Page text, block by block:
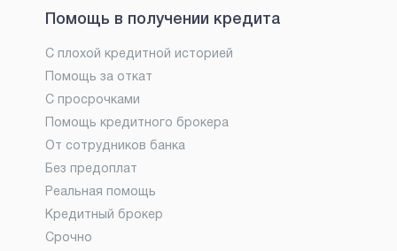
Помощь в получении кредита
С плохой кредитной историей
Помощь за откат
С просрочками
Помощь кредитного брокера
От сотрудников банка
Без предоплат
Реальная помощь
Кредитный брокер
Срочно